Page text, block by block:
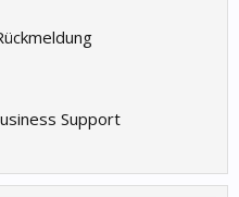
Support